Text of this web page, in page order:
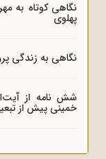
نگاهی کوتاه به
پهلوی
نگاهی به زندگی
شش نامه از
خمینی پیش از تبعید